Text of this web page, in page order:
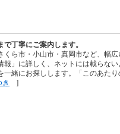
丁寧にご案内します。
ら市・小山市・真岡市など、幅
」に詳しく、ネットには載らな
緒にお探しします。「このあた
き
]